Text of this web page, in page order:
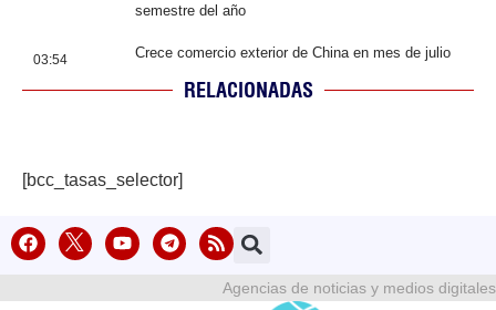
semestre del año
03:54 Crece comercio exterior de China en mes de julio
RELACIONADAS
[bcc_tasas_selector]
Agencias de noticias y medios digitales